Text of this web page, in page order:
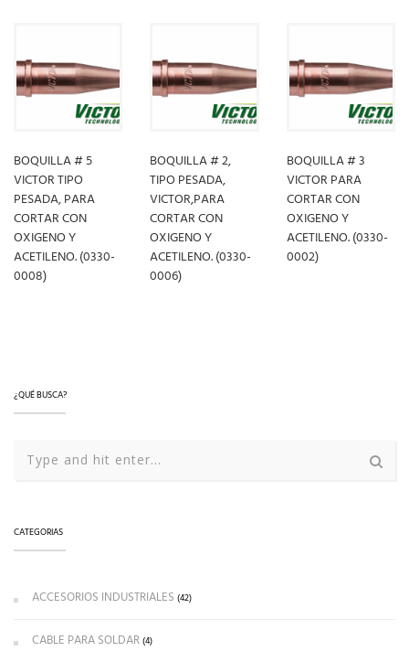
BOQUILLA # 5
VICTOR TIPO
PESADA, PARA
CORTAR CON
OXIGENO Y
ACETILENO. (0330-
0008)
BOQUILLA # 2,
TIPO PESADA,
VICTOR,PARA
CORTAR CON
OXIGENO Y
ACETILENO. (0330-
0006)
BOQUILLA # 3
VICTOR PARA
CORTAR CON
OXIGENO Y
ACETILENO. (0330-
0002)
¿QUÉ BUSCA?
CATEGORIAS
ACCESORIOS INDUSTRIALES (42)
CABLE PARA SOLDAR(4)